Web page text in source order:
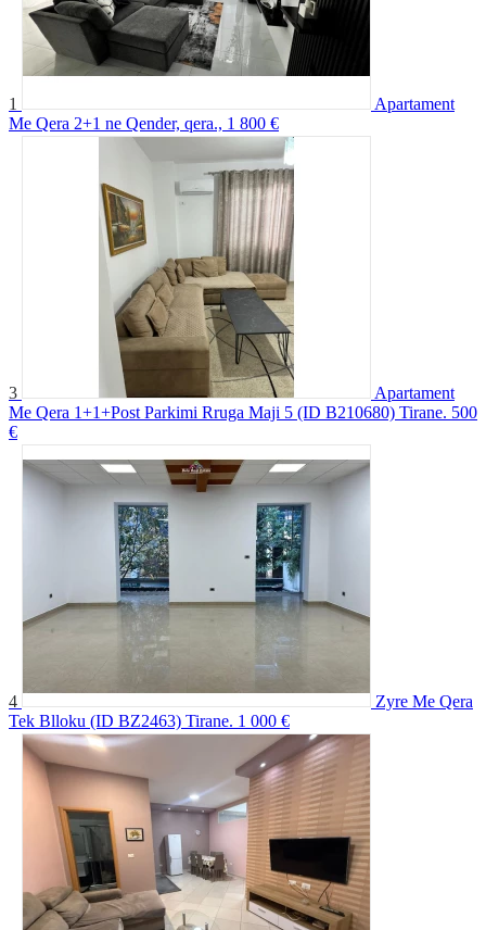
1
Apartament
Me Qera 2+1 ne Qender, qera., 1 800 €
3
Apartament
Me Qera 1+1+Post Parkimi Rruga Maji 5 (ID B210680) Tirane. 500
€
4
Zyre Me Qera
Tek Blloku (ID BZ2463) Tirane. 1 000 €